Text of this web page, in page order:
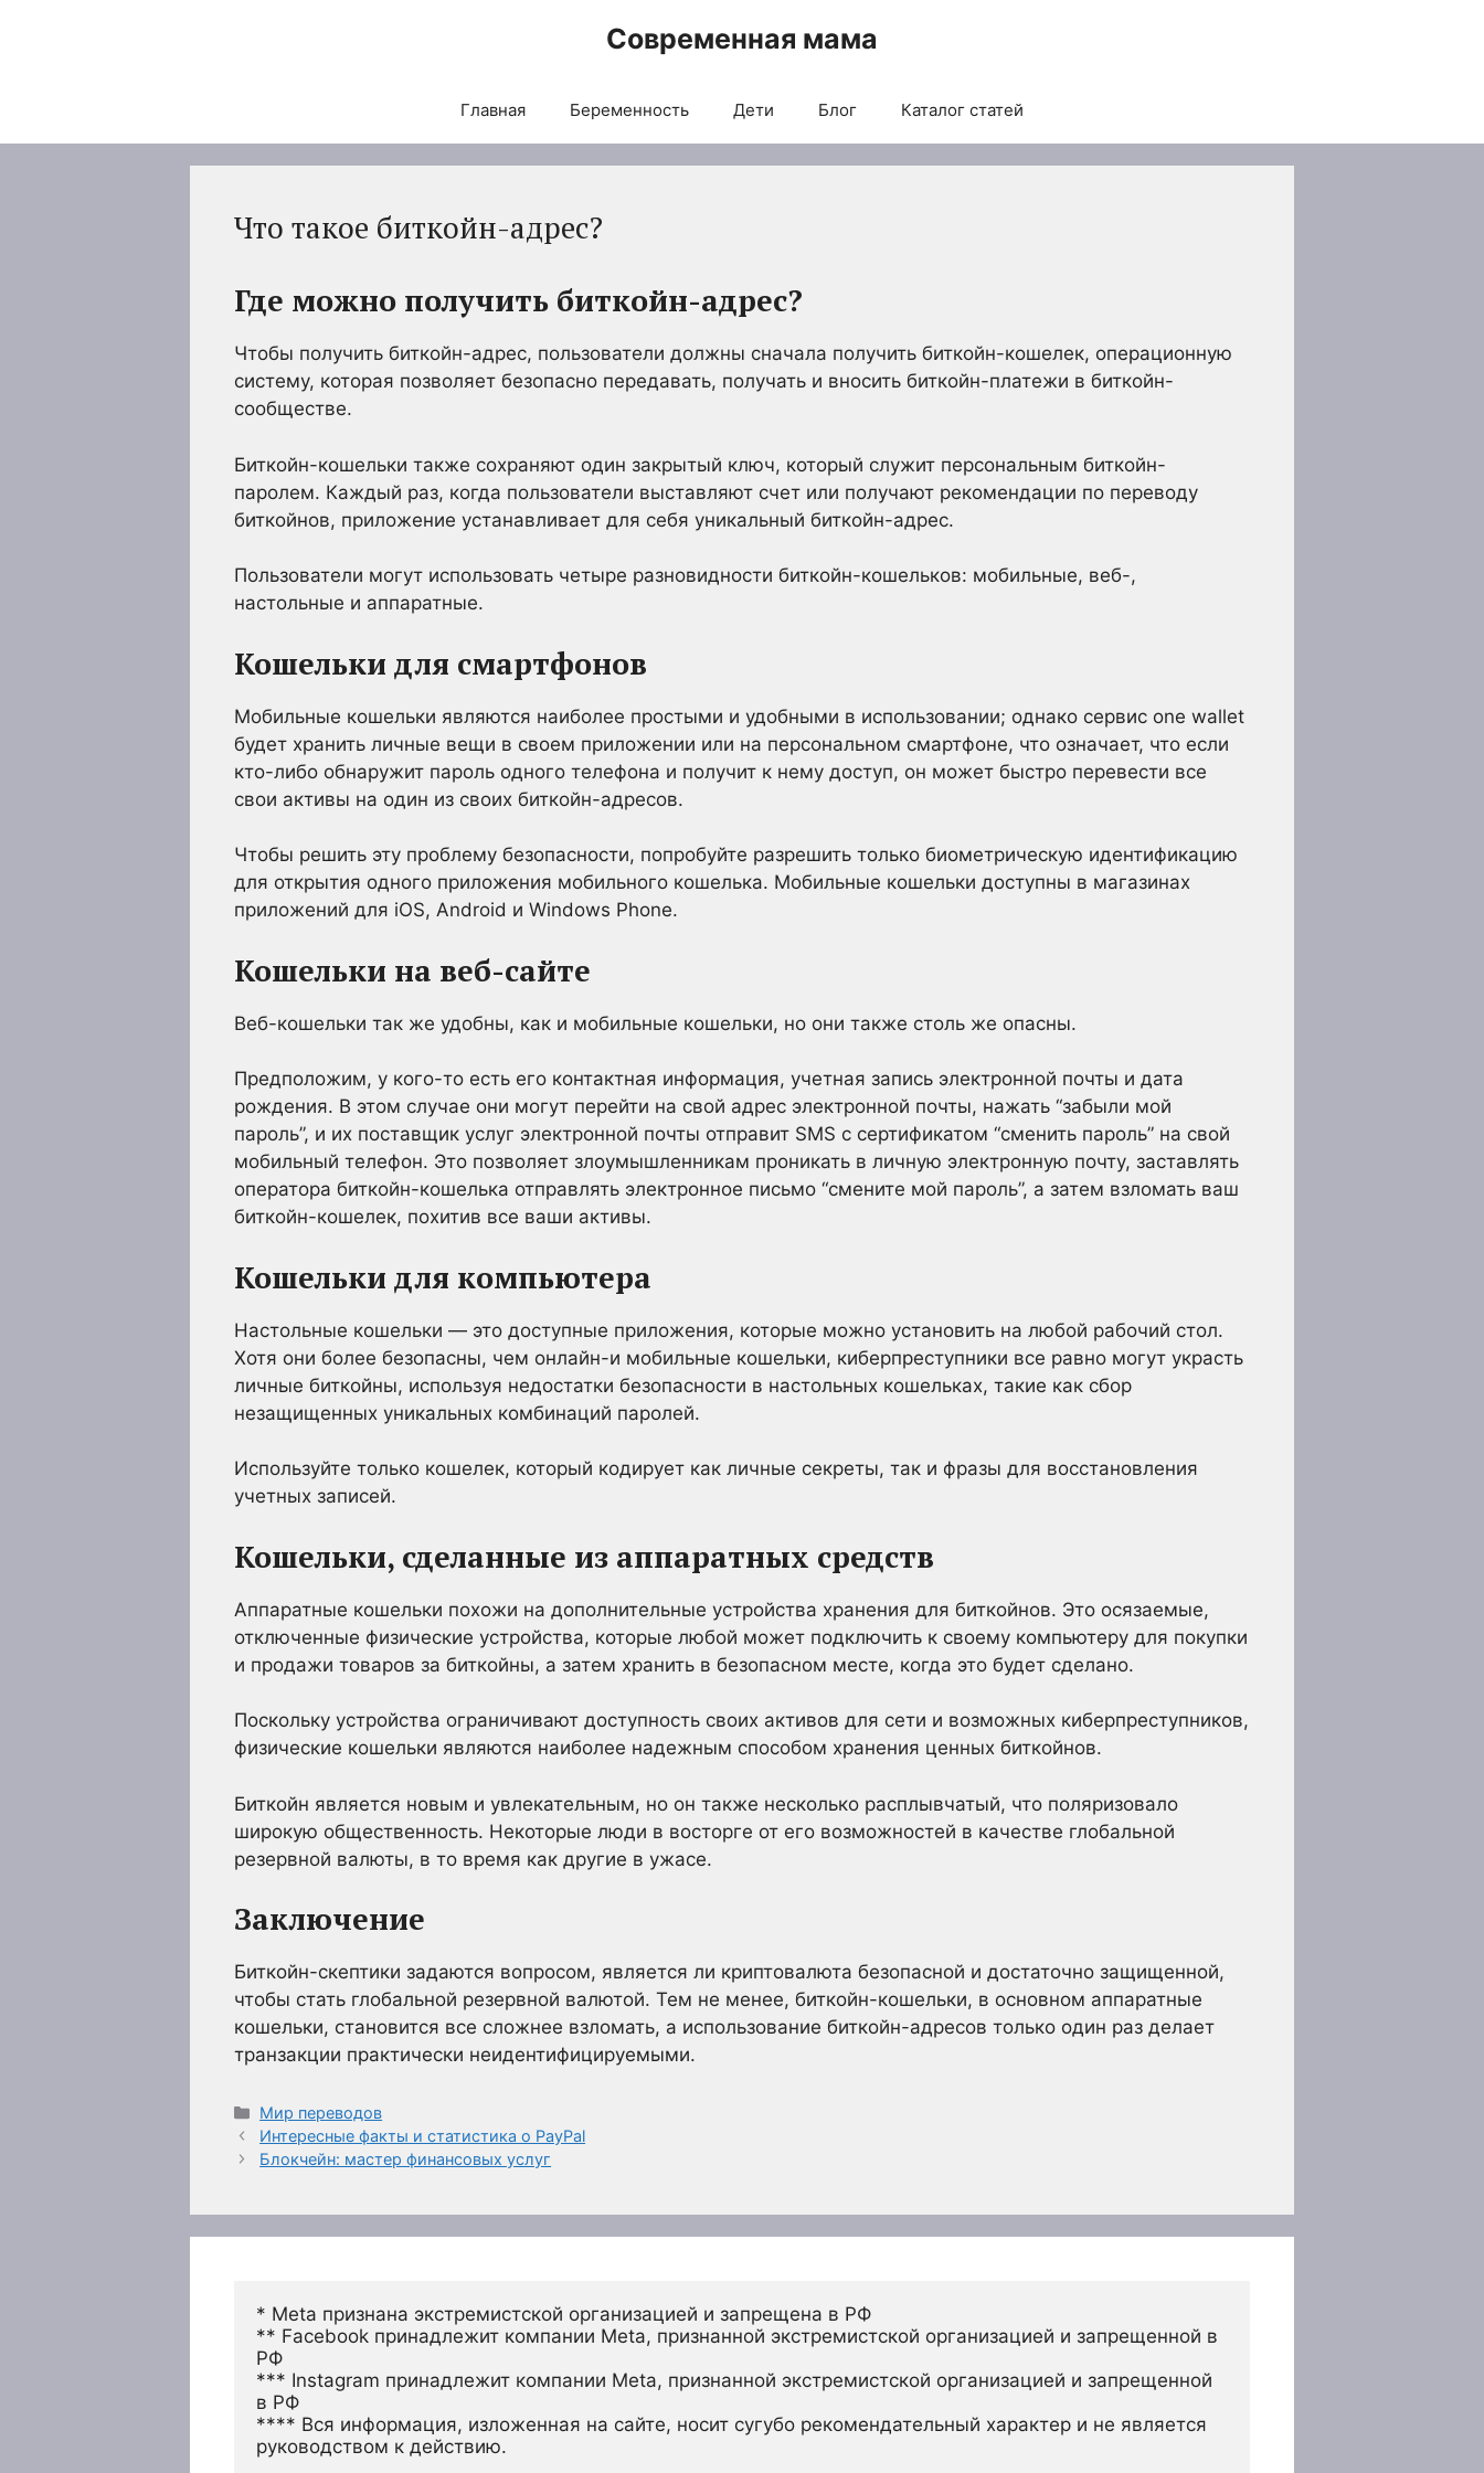
Современная мама
Главная Беременность Дети Блог Каталог статей
Что такое биткойн-адрес?
Где можно получить биткойн-адрес?
Чтобы получить биткойн-адрес, пользователи должны сначала получить биткойн-кошелек, операционную
систему, которая позволяет безопасно передавать, получать и вносить биткойн-платежи в биткойн-
сообществе.
Биткойн-кошельки также сохраняют один закрытый ключ, который служит персональным биткойн-
паролем. Каждый раз, когда пользователи выставляют счет или получают рекомендации по переводу
биткойнов, приложение устанавливает для себя уникальный биткойн-адрес.
Пользователи могут использовать четыре разновидности биткойн-кошельков: мобильные, веб-,
настольные и аппаратные.
Кошельки для смартфонов
Мобильные кошельки являются наиболее простыми и удобными в использовании; однако сервис one wallet
будет хранить личные вещи в своем приложении или на персональном смартфоне, что означает, что если
кто-либо обнаружит пароль одного телефона и получит к нему доступ, он может быстро перевести все
свои активы на один из своих биткойн-адресов.
Чтобы решить эту проблему безопасности, попробуйте разрешить только биометрическую идентификацию
для открытия одного приложения мобильного кошелька. Мобильные кошельки доступны в магазинах
приложений для iOS, Android и Windows Phone.
Кошельки на веб-сайте
Веб-кошельки так же удобны, как и мобильные кошельки, но они также столь же опасны.
Предположим, у кого-то есть его контактная информация, учетная запись электронной почты и дата
рождения. В этом случае они могут перейти на свой адрес электронной почты, нажать “забыли мой
пароль”, и их поставщик услуг электронной почты отправит SMS с сертификатом “сменить пароль” на свой
мобильный телефон. Это позволяет злоумышленникам проникать в личную электронную почту, заставлять
оператора биткойн-кошелька отправлять электронное письмо “смените мой пароль”, а затем взломать ваш
биткойн-кошелек, похитив все ваши активы.
Кошельки для компьютера
Настольные кошельки — это доступные приложения, которые можно установить на любой рабочий стол.
Хотя они более безопасны, чем онлайн-и мобильные кошельки, киберпреступники все равно могут украсть
личные биткойны, используя недостатки безопасности в настольных кошельках, такие как сбор
незащищенных уникальных комбинаций паролей.
Используйте только кошелек, который кодирует как личные секреты, так и фразы для восстановления
учетных записей.
Кошельки, сделанные из аппаратных средств
Аппаратные кошельки похожи на дополнительные устройства хранения для биткойнов. Это осязаемые,
отключенные физические устройства, которые любой может подключить к своему компьютеру для покупки
и продажи товаров за биткойны, а затем хранить в безопасном месте, когда это будет сделано.
Поскольку устройства ограничивают доступность своих активов для сети и возможных киберпреступников,
физические кошельки являются наиболее надежным способом хранения ценных биткойнов.
Биткойн является новым и увлекательным, но он также несколько расплывчатый, что поляризовало
широкую общественность. Некоторые люди в восторге от его возможностей в качестве глобальной
резервной валюты, в то время как другие в ужасе.
Заключение
Биткойн-скептики задаются вопросом, является ли криптовалюта безопасной и достаточно защищенной,
чтобы стать глобальной резервной валютой. Тем не менее, биткойн-кошельки, в основном аппаратные
кошельки, становится все сложнее взломать, а использование биткойн-адресов только один раз делает
транзакции практически неидентифицируемыми.
Рубрики
Мир переводов
Интересные факты и статистика о PayPal
Блокчейн: мастер финансовых услуг
* Meta признана экстремистской организацией и запрещена в РФ
** Facebook принадлежит компании Meta, признанной экстремистской организацией и запрещенной в
РФ
*** Instagram принадлежит компании Meta, признанной экстремистской организацией и запрещенной
в РФ
**** Вся информация, изложенная на сайте, носит сугубо рекомендательный характер и не является
руководством к действию.